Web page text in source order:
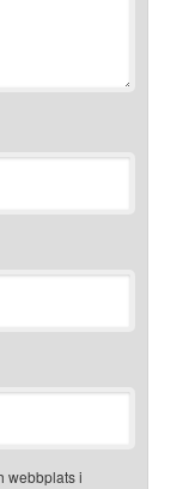
webbplats i